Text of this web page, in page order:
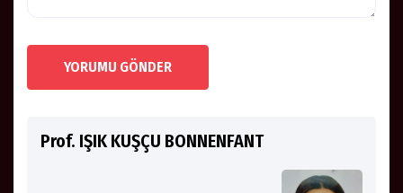
YORUMU GÖNDER
Prof. IŞIK KUŞÇU BONNENFANT